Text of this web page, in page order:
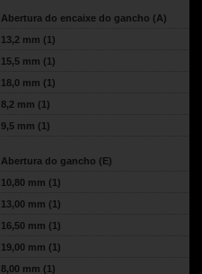
Abertura do encaixe do gancho (A)
13,2 mm (1)
15,5 mm (1)
18,0 mm (1)
8,2 mm (1)
9,5 mm (1)
Abertura do gancho (E)
10,80 mm (1)
13,00 mm (1)
16,50 mm (1)
19,00 mm (1)
8,00 mm (1)